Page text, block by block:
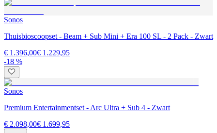
Sonos
Thuisbioscoopset - Beam + Sub Mini + Era 100 SL - 2 Pack - Zwart
€ 1.396,00€ 1.229,95
-18 %
Sonos
Premium Entertainmentset - Arc Ultra + Sub 4 - Zwart
€ 2.098,00€ 1.699,95